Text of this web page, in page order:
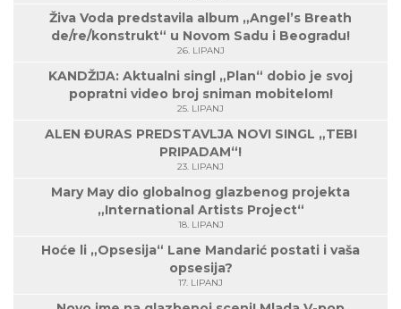
Živa Voda predstavila album „Angel’s Breath
de/re/konstrukt“ u Novom Sadu i Beogradu!
26. LIPANJ
KANDŽIJA: Aktualni singl „Plan“ dobio je svoj
popratni video broj sniman mobitelom!
25. LIPANJ
ALEN ĐURAS PREDSTAVLJA NOVI SINGL „TEBI
PRIPADAM“!
23. LIPANJ
Mary May dio globalnog glazbenog projekta
„International Artists Project“
18. LIPANJ
Hoće li „Opsesija“ Lane Mandarić postati i vaša
opsesija?
17. LIPANJ